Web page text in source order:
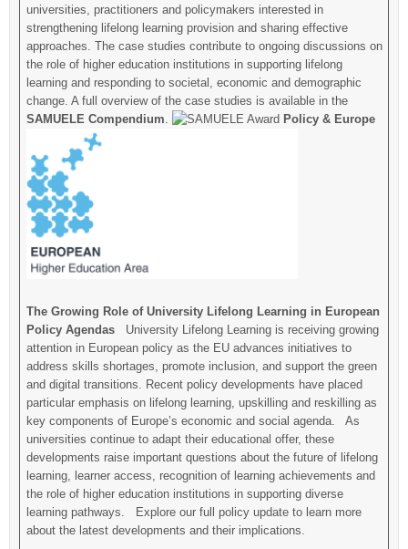
universities, practitioners and policymakers interested in
strengthening lifelong learning provision and sharing effective
approaches. The case studies contribute to ongoing discussions on
the role of higher education institutions in supporting lifelong
learning and responding to societal, economic and demographic
change. A full overview of the case studies is available in the
SAMUELE Compendium. Policy & Europe
The Growing Role of University Lifelong Learning in European
Policy AgendasUniversity Lifelong Learning is receiving growing
attention in European policy as the EU advances initiatives to
address skills shortages, promote inclusion, and support the green
and digital transitions. Recent policy developments have placed
particular emphasis on lifelong learning, upskilling and reskilling as
key components of Europe’s economic and social agenda. As
universities continue to adapt their educational offer, these
developments raise important questions about the future of lifelong
learning, learner access, recognition of learning achievements and
the role of higher education institutions in supporting diverse
learning pathways. Explore our full policy update to learn more
about the latest developments and their implications.